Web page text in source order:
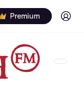
Premium Log in